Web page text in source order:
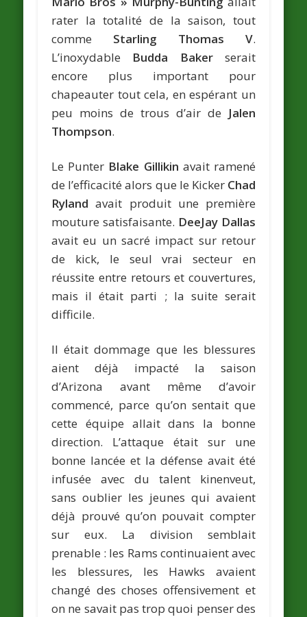
rater la totalité de la saison, tout
comme Starling Thomas V.
L’inoxydable Budda Bakerserait
encore plus important pour
chapeauter tout cela, en espérant un
peu moins de trous d’air de Jalen
Thompson.
Le Punter Blake Gillikin avait ramené
de l’efficacité alors que le Kicker Chad
Ryland avait produit une première
mouture satisfaisante. DeeJay Dallas
avait eu un sacré impact sur retour
de kick, le seul vrai secteur en
réussite entre retours et couvertures,
mais il était parti ; la suite serait
difficile.
Il était dommage que les blessures
aient déjà impacté la saison
d’Arizona avant même d’avoir
commencé, parce qu’on sentait que
cette équipe allait dans la bonne
direction. L’attaque était sur une
bonne lancée et la défense avait été
infusée avec du talent kinenveut,
sans oublier les jeunes qui avaient
déjà prouvé qu’on pouvait compter
sur eux. La division semblait
prenable : les Rams continuaient avec
les blessures, les Hawks avaient
changé des choses offensivement et
on ne savait pas trop quoi penser des